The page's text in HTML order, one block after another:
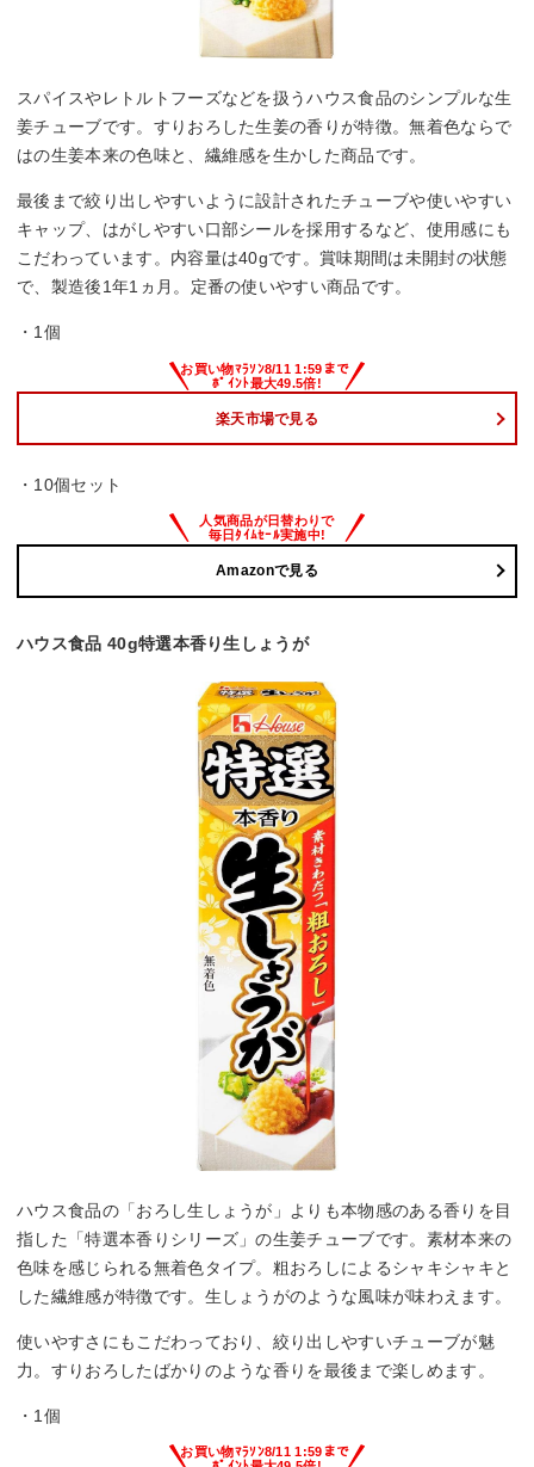
スパイスやレトルトフーズなどを扱うハウス食品のシンプルな生
姜チューブです。すりおろした生姜の香りが特徴。無着色ならで
はの生姜本来の色味と、繊維感を生かした商品です。
最後まで絞り出しやすいように設計されたチューブや使いやすい
キャップ、はがしやすい口部シールを採用するなど、使用感にも
こだわっています。内容量は40gです。賞味期間は未開封の状態
で、製造後1年1ヵ月。定番の使いやすい商品です。
・1個
楽天市場で見る
・10個セット
Amazonで見る
ハウス食品 40g特選本香り生しょうが
ハウス食品の「おろし生しょうが」よりも本物感のある香りを目
指した「特選本香りシリーズ」の生姜チューブです。素材本来の
色味を感じられる無着色タイプ。粗おろしによるシャキシャキと
した繊維感が特徴です。生しょうがのような風味が味わえます。
使いやすさにもこだわっており、絞り出しやすいチューブが魅
力。すりおろしたばかりのような香りを最後まで楽しめます。
・1個